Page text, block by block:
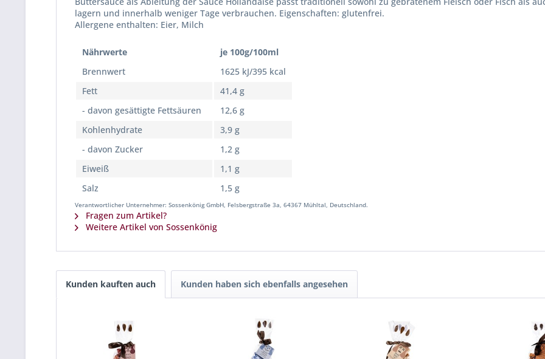
lagern und innerhalb weniger Tage verbrauchen. Eigenschaften: glutenfrei.
Allergene enthalten: Eier, Milch
Nährwerte
je 100g/100ml
Brennwert
1625 kJ/395 kcal
Fett
41,4 g
- davon gesättigte Fettsäuren
12,6 g
Kohlenhydrate
3,9 g
- davon Zucker
1,2 g
Eiweiß
1,1 g
Salz
1,5 g
Verantwortlicher Unternehmer: Sossenkönig GmbH, Felsbergstraße 3a, 64367 Mühltal, Deutschland.
Fragen zum Artikel?
Weitere Artikel von Sossenkönig
Kunden kauften auch Kunden haben sich ebenfalls angesehen